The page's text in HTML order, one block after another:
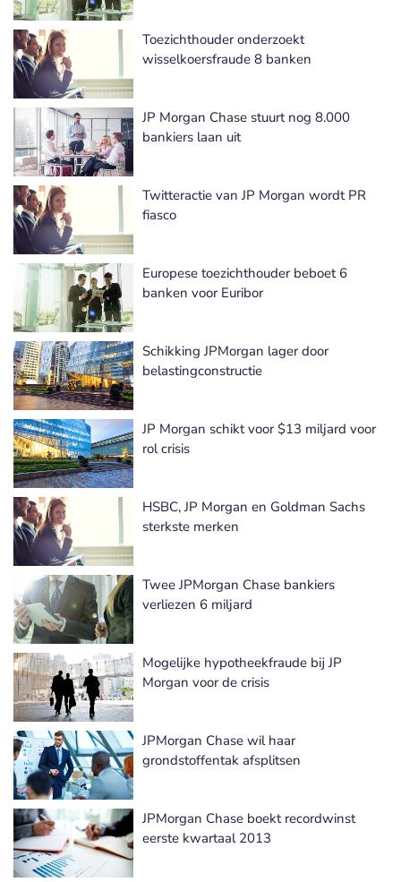
Toezichthouder onderzoekt
wisselkoersfraude 8 banken
JP Morgan Chase stuurt nog 8.000
bankiers laan uit
Twitteractie van JP Morgan wordt PR
fiasco
Europese toezichthouder beboet 6
banken voor Euribor
Schikking JPMorgan lager door
belastingconstructie
JP Morgan schikt voor $13 miljard voor
rol crisis
HSBC, JP Morgan en Goldman Sachs
sterkste merken
Twee JPMorgan Chase bankiers
verliezen 6 miljard
Mogelijke hypotheekfraude bij JP
Morgan voor de crisis
JPMorgan Chase wil haar
grondstoffentak afsplitsen
JPMorgan Chase boekt recordwinst
eerste kwartaal 2013